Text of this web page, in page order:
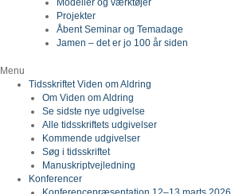
Projekter
Åbent Seminar og Temadage
Jamen – det er jo 100 år siden
Menu
Tidsskriftet Viden om Aldring
Om Viden om Aldring
Se sidste nye udgivelse
Alle tidsskriftets udgivelser
Kommende udgivelser
Søg i tidsskriftet
Manuskriptvejledning
Konferencer